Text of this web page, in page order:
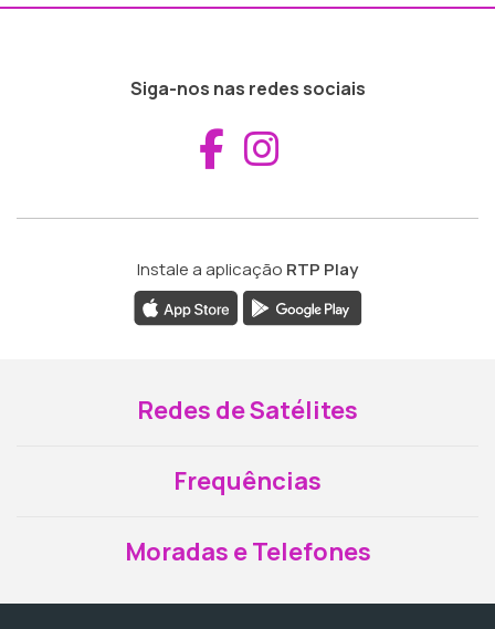
Siga-nos nas redes sociais
Aceder ao
Instale a aplicação RTP Play
Redes de Satélites
Frequências
Moradas e Telefones